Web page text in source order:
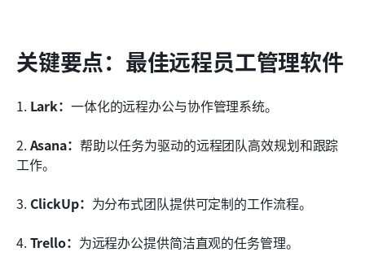
关键要点：最佳远程员工管理软件
1. Lark： 一体化的远程办公与协作管理系统。
2. Asana： 帮助以任务为驱动的远程团队高效规划和跟踪
工作。
3. ClickUp： 为分布式团队提供可定制的工作流程。
4. Trello： 为远程办公提供简洁直观的任务管理。